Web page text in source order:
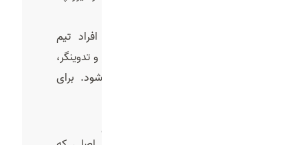
استوری‌بورد باعث می‌شود همه افراد تیم
تولید، از کارگردان گرفته تا فیلم‌بردار و تدوینگر،
بدانند دقیقاً چه چیزی باید اجرا شود. برای